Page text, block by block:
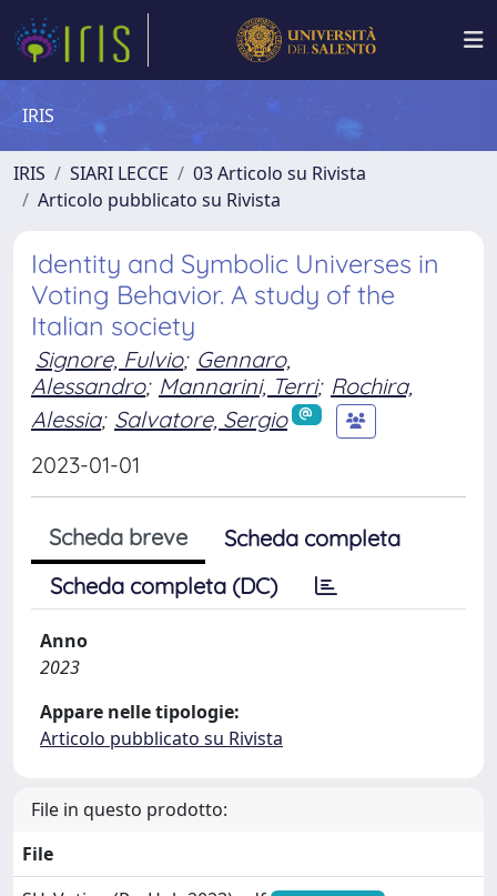
IRIS
IRIS SIARI LECCE
03 Articolo su Rivista
Articolo pubblicato su Rivista
Identity and Symbolic Universes in
Voting Behavior. A study of the
Italian society
Signore, Fulvio; Gennaro,
Alessandro; Mannarini, Terri; Rochira,
Alessia; Salvatore, Sergio
2023-01-01
Scheda breve
Scheda completa
Scheda completa (DC)
Anno
2023
Appare nelle tipologie:
Articolo pubblicato su Rivista
File in questo prodotto:
File